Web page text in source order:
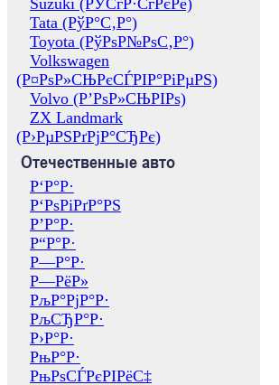
Suzuki (РЎСѓР·СѓРєРё)
Tata (РўР°С‚Р°)
Toyota (РўРѕР№РѕС‚Р°)
Volkswagen
(Р¤РѕР»СЊРєСЃРІР°РіРµРЅ)
Volvo (Р’РѕР»СЊРІРѕ)
ZX Landmark
(Р›РµРЅРґРјР°СЂРє)
Отечественные авто
Р‘Р°Р·
Р‘РѕРіРґР°РЅ
Р’Р°Р·
Р“Р°Р·
Р—Р°Р·
Р—РёР»
РљР°РјР°Р·
РљСЂР°Р·
Р›Р°Р·
РњР°Р·
РњРѕСЃРєРІРёС‡